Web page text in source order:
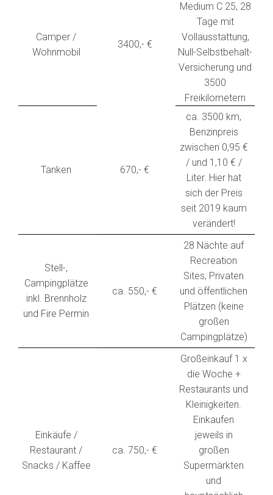
Camper /
Wohnmobil
3400,- €
Medium C 25, 28
Tage mit
Vollausstattung,
Null-Selbstbehalt-
Versicherung und
3500
Freikilometern
Tanken 670,- €
ca. 3500 km,
Benzinpreis
zwischen 0,95 €
/ und 1,10 € /
Liter. Hier hat
sich der Preis
seit 2019 kaum
verändert!
Stell-,
Campingplätze
inkl. Brennholz
und Fire Permin
ca. 550,- €
28 Nächte auf
Recreation
Sites, Privaten
und öffentlichen
Plätzen (keine
großen
Campingplätze)
Einkäufe /
Restaurant /
Snacks / Kaffee
ca. 750,- €
Großeinkauf 1 x
die Woche +
Restaurants und
Kleinigkeiten.
Einkaufen
jeweils in
großen
Supermärkten
und